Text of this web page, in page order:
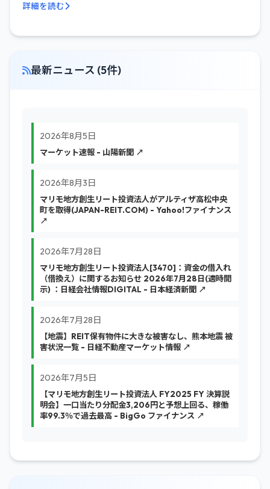
詳細を読む
最新ニュース (5件)
2026年8月5日
マーケット速報 - 山陽新聞 ↗
2026年8月3日
マリモ地方創生リート投資法人がアルティザ高松中央
町を取得(JAPAN-REIT.COM) - Yahoo!ファイナンス
↗
2026年7月28日
マリモ地方創生リート投資法人[3470]：資金の借入れ
（借換え）に関するお知らせ 2026年7月28日(適時開
示) ：日経会社情報DIGITAL - 日本経済新聞 ↗
2026年7月28日
【地震】REIT保有物件に大きな被害なし、熊本地震 被
害状況一覧 - 日経不動産マーケット情報 ↗
2026年7月5日
【マリモ地方創生リート投資法人 FY2025 FY 決算説
明会】一口当たり分配金3,206円と予想上回る、稼働
率99.3％で過去最高 - BigGo ファイナンス ↗